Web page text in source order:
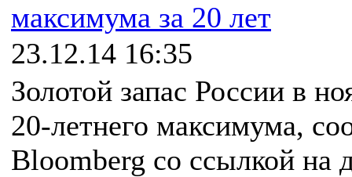
максимума за 20 лет
23.12.14 16:35
Золотой запас России в
20-летнего максимума,
Bloomberg со ссылкой на